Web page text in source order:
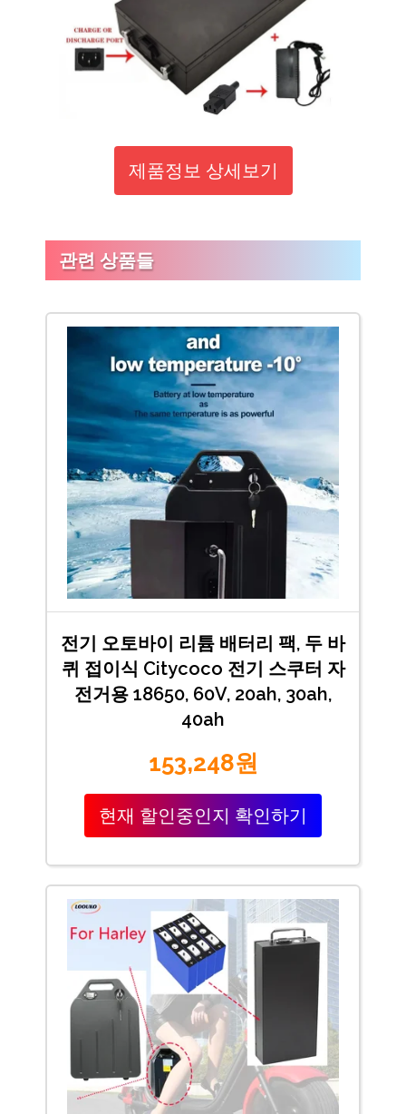
제품정보 상세보기
관련 상품들
전기 오토바이 리튬 배터리 팩, 두 바
퀴 접이식 Citycoco 전기 스쿠터 자
전거용 18650, 60V, 20ah, 30ah,
40ah
153,248원
현재 할인중인지 확인하기